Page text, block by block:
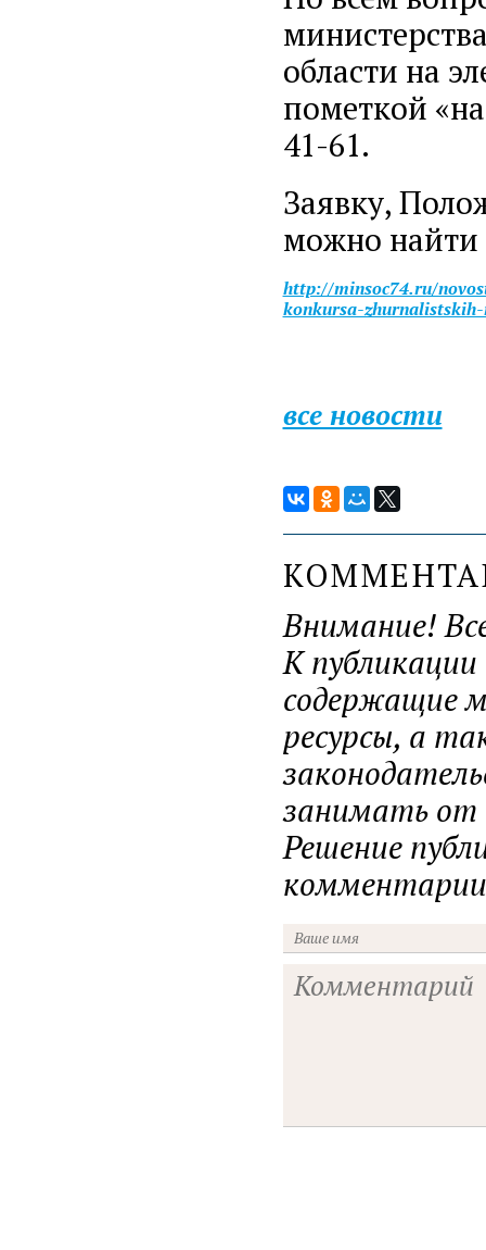
области на
пометкой
41-61.
Заявку,
можно найти
http://minsoc74.ru/
konkursa-
все новости
Внимание!
К
содержащие
ресурсы, а
занимать от
Решение